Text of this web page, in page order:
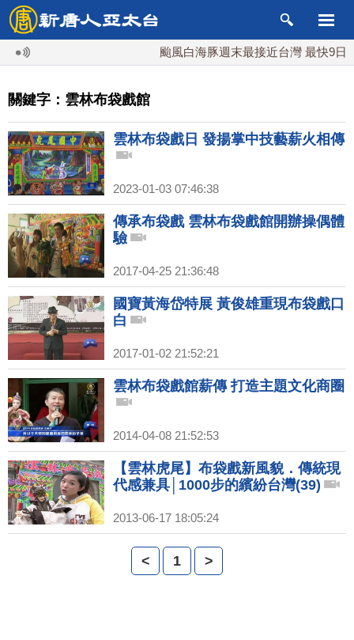
颱風白海豚週末最接近台灣 最快9日可
關鍵字：雲林布袋戲館
雲林布袋戲日 發揚掌中技藝薪火相傳
2023-01-03 07:46:38
傳承布袋戲 雲林布袋戲館開辦操偶體
驗
2017-04-25 21:36:48
國寶黃海岱特展 黃俊雄重現布袋戲口
白
2017-01-02 21:52:21
雲林布袋戲館薪傳 打造主題文化商圈
2014-04-08 21:52:53
【雲林虎尾】布袋戲新風貌．傳統現
代感兼具│1000步的繽紛台灣(39)
2013-06-17 18:05:24
< 1 >